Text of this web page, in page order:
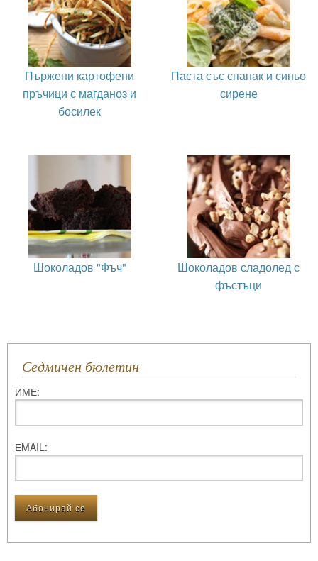
Пържени картофени
пръчици с магданоз и
босилек
Паста със спанак и синьо
сирене
Шоколадов "Фъч"
Шоколадов сладолед с
фъстъци
Седмичен бюлетин
ИМЕ:
ЕMAIL: